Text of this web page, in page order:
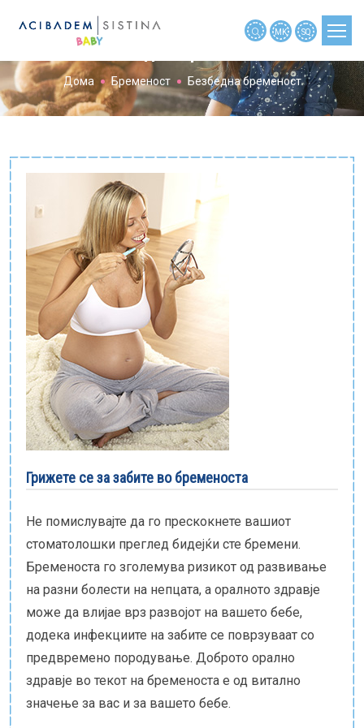
ПЛАНИРАЊЕ БРЕМЕНОСТ
БРЕМЕНОСТ ПО НЕДЕЛИ
БЕБЕ
ДЕТЕ
АЛАТКИ
НОВОСТИ
МАЈКИТЕ РАСКАЖАА
МАЈКИТЕ ПРАШАА
Е-библиотека
Пакети за породување
MK SQ
Безбедна бременост
Дома Бременост Безбедна бременост
Грижете се за забите во бременоста
Не помислувајте да го прескокнете вашиот
стоматолошки преглед бидејќи сте бремени.
Бременоста го зголемува ризикот од развивање
на разни болести на непцата, а оралното здравје
може да влијае врз развојот на вашето бебе,
додека инфекциите на забите се поврзуваат со
предвремено породување. Доброто орално
здравје во текот на бременоста е од витално
значење за вас и за вашето бебе.